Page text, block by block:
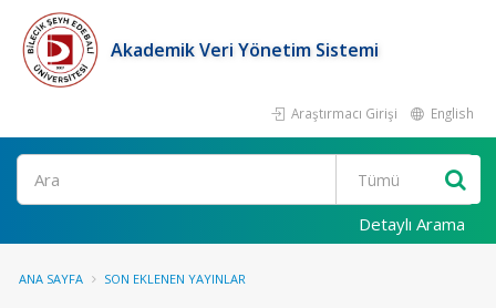
Akademik Veri Yönetim Sistemi
Araştırmacı Girişi English
Ara
Detaylı Arama
ANA SAYFA SON EKLENEN YAYINLAR